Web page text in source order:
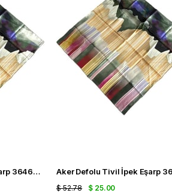
Aker Defolu Tivil İpek Eşarp 36468 Yeşil Karışık Desen
$ 25.00
$ 52.78